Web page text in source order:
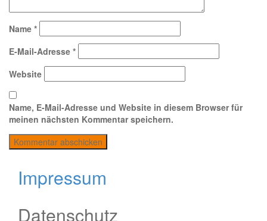
Name *
E-Mail-Adresse *
Website
Name, E-Mail-Adresse und Website in diesem Browser für
meinen nächsten Kommentar speichern.
Impressum
Datenschutz